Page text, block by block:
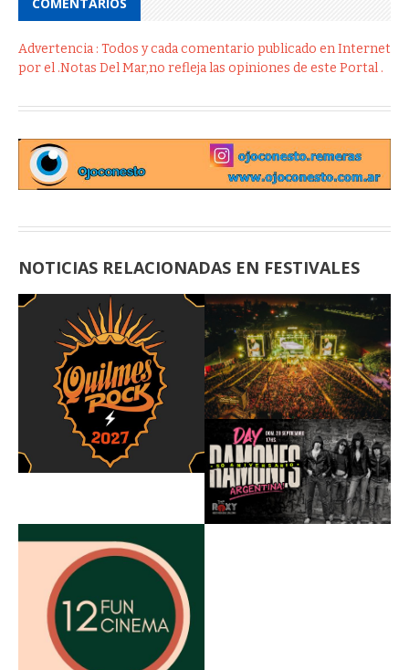
Advertencia : Todos y cada comentario publicado en Internet
por el .Notas Del Mar,no refleja las opiniones de este Portal .
NOTICIAS RELACIONADAS EN FESTIVALES